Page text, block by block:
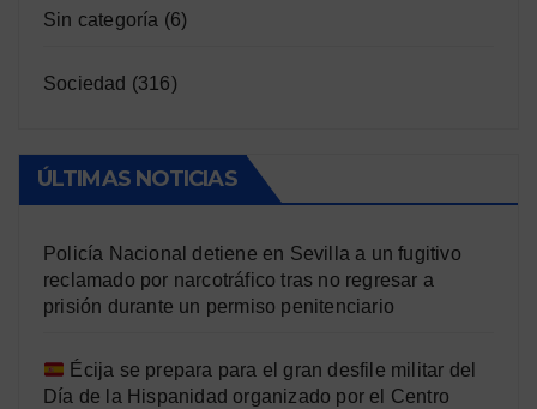
Sin categoría (6)
Sociedad (316)
ÚLTIMAS NOTICIAS
Policía Nacional detiene en Sevilla a un fugitivo
reclamado por narcotráfico tras no regresar a
prisión durante un permiso penitenciario
Écija se prepara para el gran desfile militar del
Día de la Hispanidad organizado por el Centro